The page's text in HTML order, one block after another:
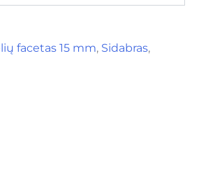
facetas 15 mm, Sidabras,